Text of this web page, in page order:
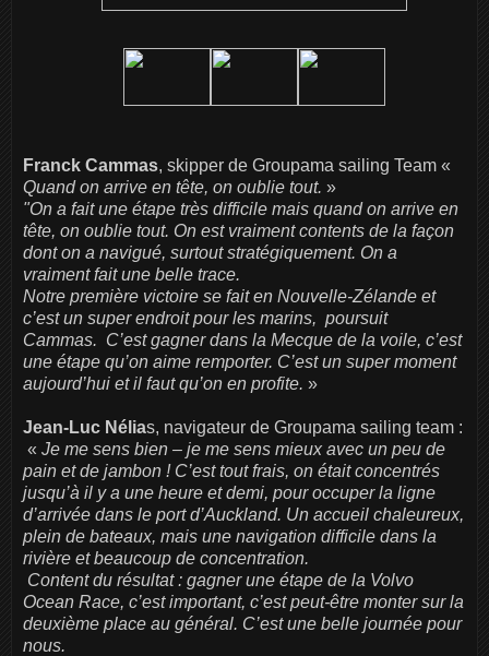
Franck Cammas, skipper de Groupama sailing Team «
Quand on arrive en tête, on oublie tout. »
"On a fait une étape très difficile mais quand on arrive en
tête, on oublie tout. On est vraiment contents de la façon
dont on a navigué, surtout stratégiquement. On a
vraiment fait une belle trace.
Notre première victoire se fait en Nouvelle-Zélande et
c’est un super endroit pour les marins, poursuit
Cammas. C’est gagner dans la Mecque de la voile, c’est
une étape qu’on aime remporter. C’est un super moment
aujourd’hui et il faut qu’on en profite. »
Jean-Luc Nélias, navigateur de Groupama sailing team :
« Je me sens bien – je me sens mieux avec un peu de
pain et de jambon ! C’est tout frais, on était concentrés
jusqu’à il y a une heure et demi, pour occuper la ligne
d’arrivée dans le port d’Auckland. Un accueil chaleureux,
plein de bateaux, mais une navigation difficile dans la
rivière et beaucoup de concentration.
Content du résultat : gagner une étape de la Volvo
Ocean Race, c’est important, c’est peut-être monter sur la
deuxième place au général. C’est une belle journée pour
nous.